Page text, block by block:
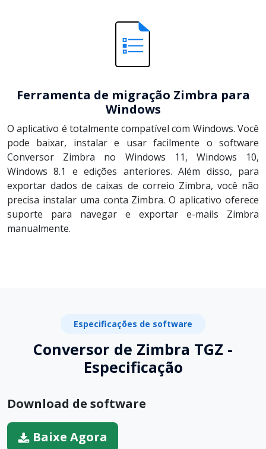
Ferramenta de migração Zimbra para
Windows
O aplicativo é totalmente compatível com Windows. Você
pode baixar, instalar e usar facilmente o software
Conversor Zimbra no Windows 11, Windows 10,
Windows 8.1 e edições anteriores. Além disso, para
exportar dados de caixas de correio Zimbra, você não
precisa instalar uma conta Zimbra. O aplicativo oferece
suporte para navegar e exportar e-mails Zimbra
manualmente.
Especificações de software
Conversor de Zimbra TGZ -
Especificação
Download de software
Baixe Agora